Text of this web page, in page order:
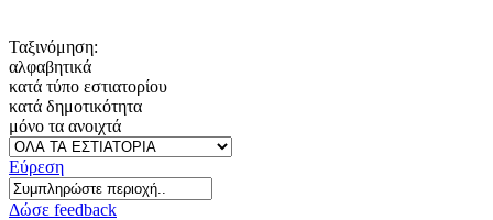
Ταξινόμηση:
αλφαβητικά
κατά τύπο εστιατορίου
κατά δημοτικότητα
μόνο τα ανοιχτά
Εύρεση
Δώσε feedback